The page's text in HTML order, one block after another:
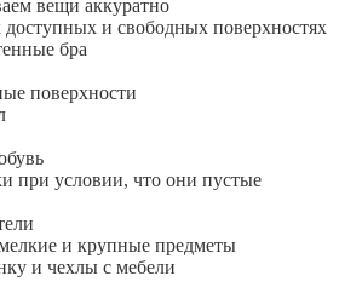
вещи аккуратно
и свободных поверхностях
бра
поверхности
при условии, что они пустые
и крупные предметы
и чехлы с мебели